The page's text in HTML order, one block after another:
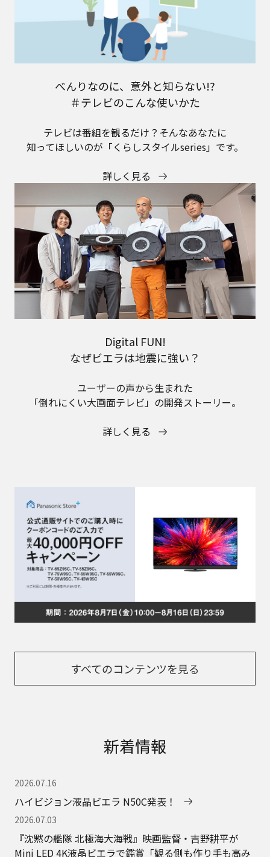
べんりなのに、意外と知らない!?
＃テレビのこんな使いかた
テレビは番組を観るだけ？そんなあなたに
知ってほしいのが「くらしスタイルseries」です。
詳しく見る
Digital FUN!
なぜビエラは地震に強い？
ユーザーの声から生まれた
「倒れにくい大画面テレビ」の開発ストーリー。
詳しく見る
すべてのコンテンツを見る
新着情報
2026.07.16
ハイビジョン液晶ビエラ N50C発表！
2026.07.03
『沈黙の艦隊 北極海大海戦』映画監督・吉野耕平が
Mini LED 4K液晶ビエラで鑑賞「観る側も作り手も高み